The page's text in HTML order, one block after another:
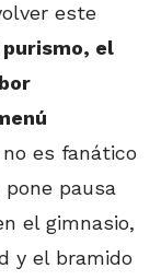
este
el
es fanático
pausa
el gimnasio,
y el bramido